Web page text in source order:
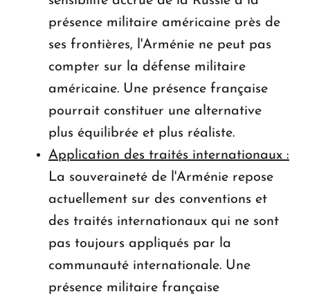
présence militaire américaine près de
ses frontières, l'Arménie ne peut pas
compter sur la défense militaire
américaine. Une présence française
pourrait constituer une alternative
plus équilibrée et plus réaliste.
Application des traités internationaux :
La souveraineté de l'Arménie repose
actuellement sur des conventions et
des traités internationaux qui ne sont
pas toujours appliqués par la
communauté internationale. Une
présence militaire française